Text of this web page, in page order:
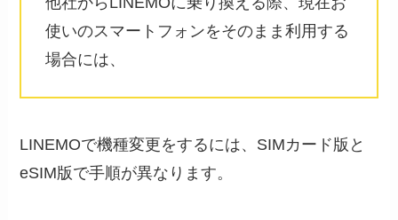
使いのスマートフォンをそのまま利用する
場合には、
LINEMOで機種変更をするには、SIMカード版と
eSIM版で手順が異なります。